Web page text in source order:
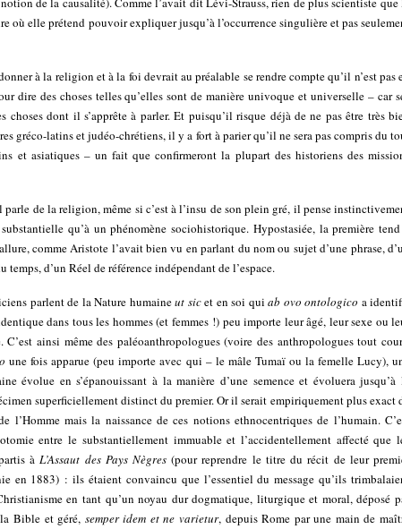
où elle prétend pouvoir expliquer jusqu’à l’occurrence singulière et pas
à la religion et à la foi devrait au préalable se rendre compte qu’il n’est pas
dire des choses telles qu’elles sont de manière univoque et universelle – car
choses dont il s’apprête à parler. Et puisqu’il risque déjà de ne pas être très
gréco-latins et judéo-chrétiens, il y a fort à parier qu’il ne sera pas compris du
et asiatiques – un fait que confirmeront la plupart des historiens des
de la religion, même si c’est à l’insu de son plein gré, il pense
qu’à un phénomène sociohistorique. Hypostasiée, la première
comme Aristote l’avait bien vu en parlant du nom ou sujet d’une phrase,
temps, d’un Réel de référence indépendant de l’espace.
parlent de la Nature humaineut sicet en soi qui ab ovo ontologico a
dans tous les hommes (et femmes !) peu importe leur âgé, leur sexe ou
ainsi même des paléoanthropologues (voire des anthropologues tout
une fois apparue (peu importe avec qui – le mâle Tumaï ou la femelle Lucy),
évolue en s’épanouissant à la manière d’une semence et évoluera jusqu’à
superficiellement distinct du premier. Or il serait empiriquement plus exact
l’Homme mais la naissance de ces notions ethnocentriques de l’humain.
entre le substantiellement immuable et l’accidentellement affecté que
àL’Assaut des Pays Nègres(pour reprendre le titre du récit de leur
en 1883) : ils étaient convaincu que l’essentiel du message qu’ils
en tant qu’un noyau dur dogmatique, liturgique et moral, déposé
Bible et géré, semper idem et ne varietur, depuis Rome par une main de